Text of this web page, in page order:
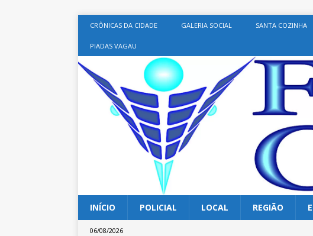
CRÔNICAS DA CIDADE GALERIA SOCIAL SANTA COZINHA
PIADAS VAGAU
INÍCIO POLICIAL LOCAL REGIÃO
06/08/2026